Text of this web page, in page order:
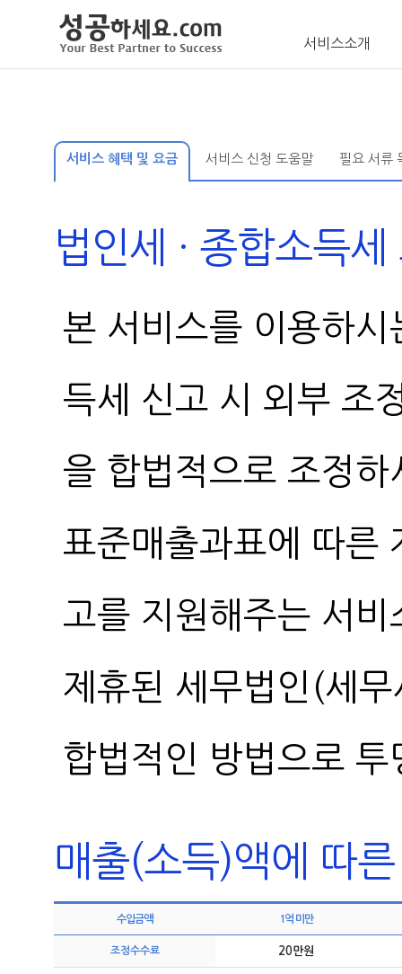
서비스소개
서비스 혜택 및 요금 서비스 신청 도움말 필요 서류
법인세 · 종합소득
본 서비스를 이용하
득세 신고 시 외부 조
을 합법적으로 조정
표준매출과표에 따른
고를 지원해주는 서비
제휴된 세무법인(세
합법적인 방법으로
매출(소득)액에 따
수입금액 1억 미만
조정수수료 20만원